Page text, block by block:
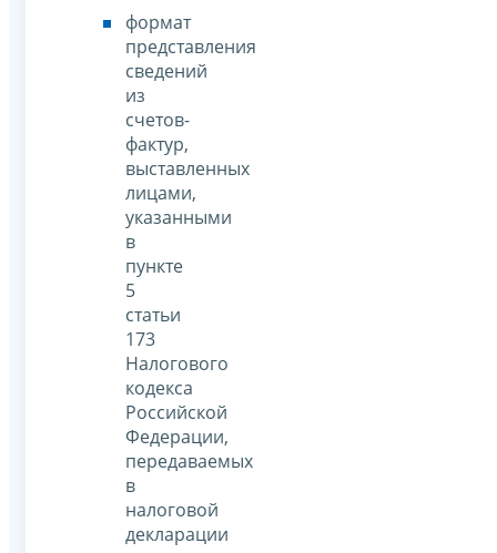
формат
представления
сведений
из
счетов-
фактур,
выставленных
лицами,
указанными
в
пункте
5
статьи
173
Налогового
кодекса
Российской
Федерации,
передаваемых
в
налоговой
декларации